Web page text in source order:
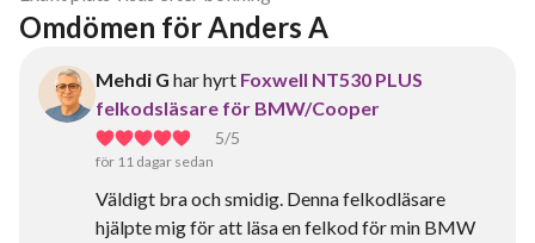
Omdömen för Anders A
Mehdi G har hyrt Foxwell NT530 PLUS
felkodsläsare för BMW/Cooper
5/5
för 11 dagar sedan
Väldigt bra och smidig. Denna felkodläsare
hjälpte mig för att läsa en felkod för min BMW